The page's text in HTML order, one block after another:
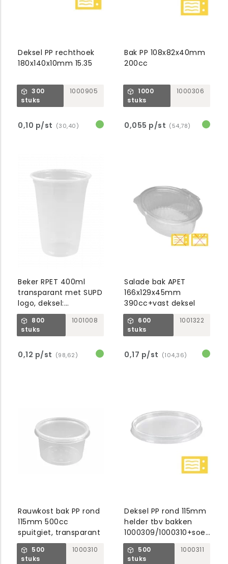
Deksel PP rechthoek
180x140x10mm 15.35
300
stuks
1000905
0,10 p/st (30,40)
Bak PP 108x82x40mm
200cc
1000
stuks
1000306
0,055 p/st (54,78)
Beker RPET 400ml
transparant met SUPD
logo, deksel:
1000511/512/513
800
stuks
1001008
0,12 p/st (98,62)
Salade bak APET
166x129x45mm
390cc+vast deksel
600
stuks
1001322
0,17 p/st (104,36)
Rauwkost bak PP rond
115mm 500cc
spuitgiet, transparant
500
stuks
1000310
Deksel PP rond 115mm
helder tbv bakken
1000309/
1000312
500
stuks
1000311